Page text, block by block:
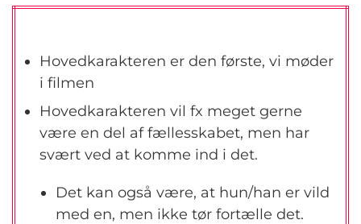
Hovedkarakteren er den første, vi møder
i filmen
Hovedkarakteren vil fx meget gerne
være en del af fællesskabet, men har
svært ved at komme ind i det.
Det kan også være, at hun/han er vild
med en, men ikke tør fortælle det.